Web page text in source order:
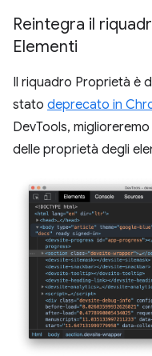
Reintegra il
Elementi
Il riquadro Proprietà è
stato deprecato in
DevTools,
delle proprietà degli